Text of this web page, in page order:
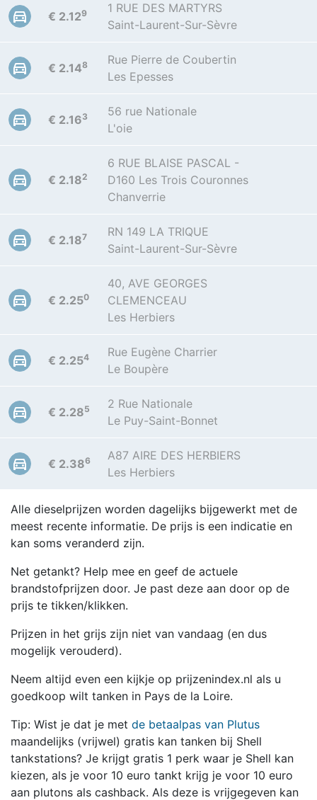
€ 2.129
1 RUE DES MARTYRS
Saint-Laurent-Sur-Sèvre
€ 2.148
Rue Pierre de Coubertin
Les Epesses
€ 2.163
56 rue Nationale
L'oie
€ 2.182
6 RUE BLAISE PASCAL -
D160 Les Trois Couronnes
Chanverrie
€ 2.187
RN 149 LA TRIQUE
Saint-Laurent-Sur-Sèvre
€ 2.250
40, AVE GEORGES
CLEMENCEAU
Les Herbiers
€ 2.254
Rue Eugène Charrier
Le Boupère
€ 2.285
2 Rue Nationale
Le Puy-Saint-Bonnet
€ 2.386
A87 AIRE DES HERBIERS
Les Herbiers
Alle dieselprijzen worden dagelijks bijgewerkt met de
meest recente informatie. De prijs is een indicatie en
kan soms veranderd zijn.
Net getankt? Help mee en geef de actuele
brandstofprijzen door. Je past deze aan door op de
prijs te tikken/klikken.
Prijzen in het grijs zijn niet van vandaag (en dus
mogelijk verouderd).
Neem altijd even een kijkje op prijzenindex.nl als u
goedkoop wilt tanken in Pays de la Loire.
Tip: Wist je dat je met de betaalpas van Plutus
maandelijks (vrijwel) gratis kan tanken bij Shell
tankstations? Je krijgt gratis 1 perk waar je Shell kan
kiezen, als je voor 10 euro tankt krijg je voor 10 euro
aan plutons als cashback. Als deze is vrijgegeven kan